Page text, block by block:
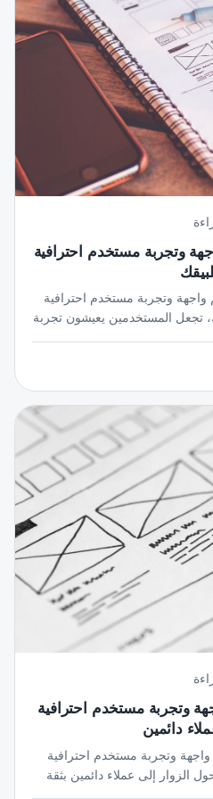
واجهة وتجربة مستخدم احترافية
لتصميم واجهة وتجربة مستخدم احترافية
المستخدمين يعيشون تجربة
وتجربة مستخدم احترافية
دائمين
تصميم واجهة وتجربة مستخدم احترافية
الزوار إلى عملاء دائمين بثقة
الرقمية.